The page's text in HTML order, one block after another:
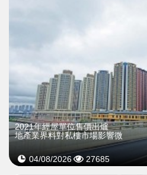
2021年經屋單位售價出爐
地產業界料對私樓市場影響微
04/08/2026 27685